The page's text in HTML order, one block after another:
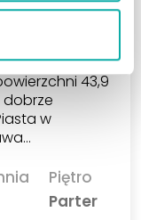
z balkonem
43,9
dobrze
w
Piętro
Parter